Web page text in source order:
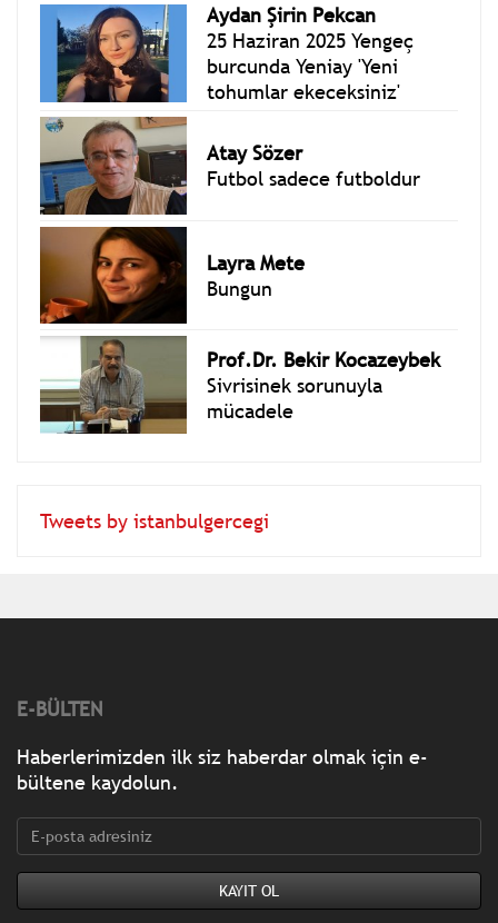
Aydan Şirin Pekcan
25 Haziran 2025 Yengeç
burcunda Yeniay 'Yeni
tohumlar ekeceksiniz'
Atay Sözer
Futbol sadece futboldur
Layra Mete
Bungun
Prof.Dr. Bekir Kocazeybek
Sivrisinek sorunuyla
mücadele
Tweets by istanbulgercegi
E-BÜLTEN
Haberlerimizden ilk siz haberdar olmak için e-
bültene kaydolun.